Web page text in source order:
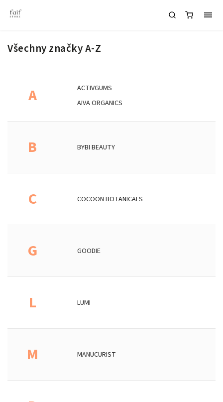
Všechny značky A-Z
A
ACTIVGUMS
AIVA ORGANICS
B BYBI BEAUTY
C COCOON BOTANICALS
G GOODIE
L LUMI
M MANUCURIST